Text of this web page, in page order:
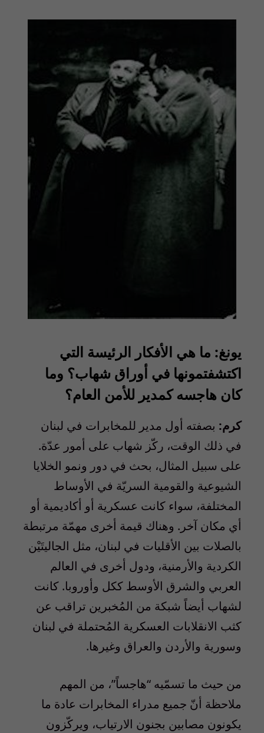
يونغ: ما هي الأفكار الرئيسة التي
اكتشفتمونها في أوراق شهاب؟ وما
كان هاجسه كمدير للأمن العام؟
كرم: بصفته أول مدير للمخابرات في لبنان
في ذلك الوقت، ركّز شهاب على أمور عدّة.
على سبيل المثال، بحث في دور ونمو الخلايا
الشيوعية والقومية السريّة في الأوساط
المختلفة، سواء كانت عسكرية أو أكاديمية أو
أي مكان آخر. وهناك قيمة أخرى مهمّة مرتبطة
بالصلات بين الأقليات في لبنان، مثل الجاليتَيْن
الكردية والأرمنية، ودول أخرى في العالم
العربي والشرق الأوسط ككل وأوروبا. كانت
لشهاب أيضاً شبكة من المُخبرين تراقب عن
كثب الانقلابات العسكرية المُحتملة في لبنان
وسورية والأردن والعراق وغيرها.
من حيث ما تسمّيه “هاجساً”، من المهم
ملاحظة أنّ جميع مدراء المخابرات عادة ما
يكونون مصابين بجنون الارتياب، ويركّزون